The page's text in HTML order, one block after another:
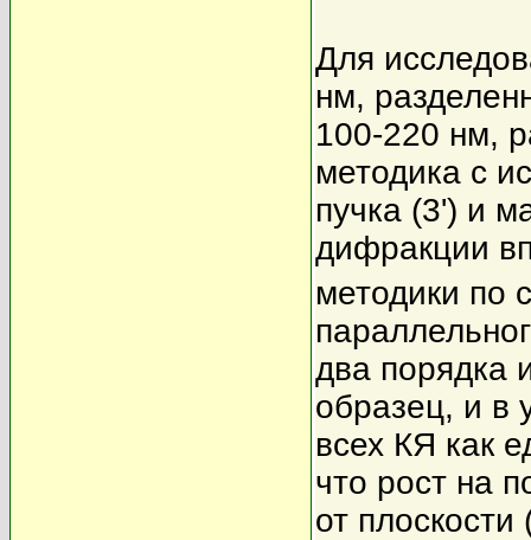
Для
нм,
100-220 нм,
методика с
пучка (3') и
дифракции
методики по
два порядка
образец, и в
всех КЯ как
что рост на
от